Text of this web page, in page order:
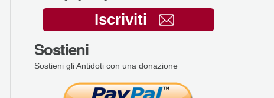
Iscriviti
Sostieni
Sostieni gli Antidoti con una donazione